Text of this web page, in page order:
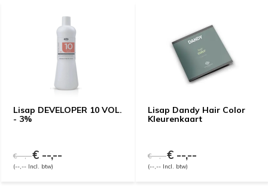
Lisap DEVELOPER 10 VOL.
- 3%
€ --,--€ --,--
(--,-- Incl. btw)
Lisap Dandy Hair Color
Kleurenkaart
€ --,--€ --,--
(--,-- Incl. btw)